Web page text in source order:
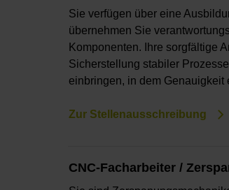
Sie verfügen über eine
übernehmen Sie
Komponenten. Ihre sorgfältige
Sicherstellung stabiler
einbringen, in dem Genauigkeit
Zur Stellenausschreibung
CNC-Facharbeiter /